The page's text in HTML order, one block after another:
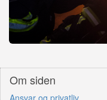
Om siden
Ansvar og privatliv